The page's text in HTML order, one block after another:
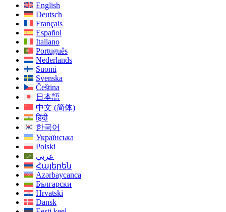
English
Deutsch
Français
Español
Italiano
Português
Nederlands
Suomi
Svenska
Čeština
日本語
中文 (简体)
हिंदी
한국어
Українська
Polski
عربي
Հայերեն
Azərbaycanca
Български
Hrvatski
Dansk